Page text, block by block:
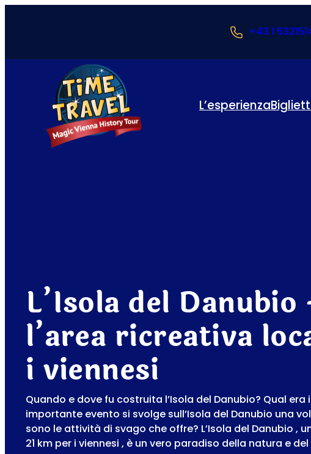
+43 1
L’esperienza
L’Isola del Danubio
l’area ricreativa
i viennesi
Quando e dove fu costruita l’Isola del Danubio? Qual era
importante evento si svolge sull’Isola del Danubio una
sono le attività di svago che offre? L’Isola del Danubio ,
21 km per i viennesi , è un vero paradiso della natura e